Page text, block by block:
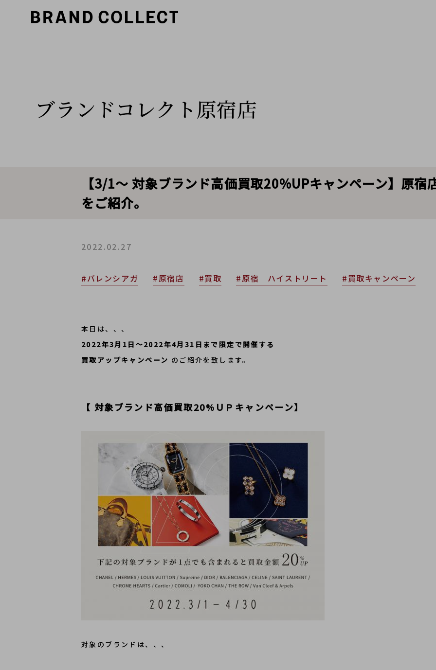
ブランドコレクト原宿店
【3/1～ 対象ブランド高価買取20%UPキャンペーン】原宿
をご紹介。
2022.02.27
#バレンシアガ #原宿店 #買取 #原宿 ハイストリート #買取キャンペーン
本日は、、、
2022年3月1日～2022年4月31日まで限定で開催する
買取アップキャンペーン のご紹介を致します。
【 対象ブランド高価買取20%ＵＰキャンペーン】
対象のブランドは、、、